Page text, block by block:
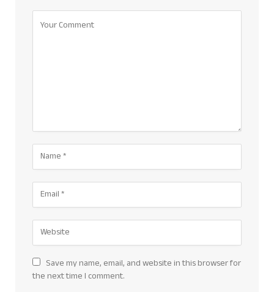
Save my name, email, and website in this browser for
the next time I comment.